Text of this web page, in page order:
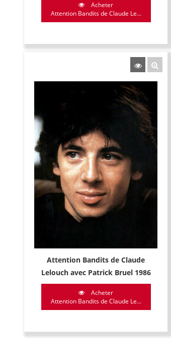
Acheter
Attention Bandits de Claude Le...
Attention Bandits de Claude
Lelouch avec Patrick Bruel 1986
Acheter
Attention Bandits de Claude Le...